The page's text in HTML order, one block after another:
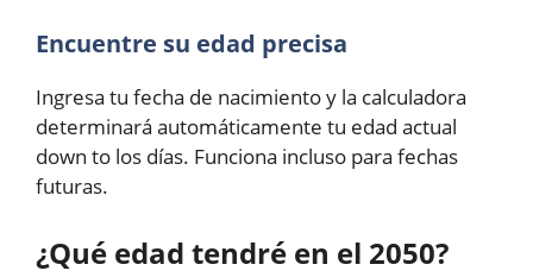
Encuentre su edad precisa
Ingresa tu fecha de nacimiento y la calculadora
determinará automáticamente tu edad actual
down to los días. Funciona incluso para fechas
futuras.
¿Qué edad tendré en el 2050?